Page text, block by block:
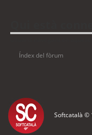
Índex del fòrum
Softcatalà ©